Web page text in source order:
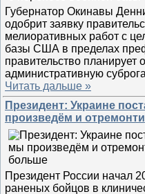
Губернатор Окинавы
одобрит заявку
мелиоративных работ с
базы США в пределах
правительство планирует
административную
Читать дальше »
Президент: Украине
произведём и
Президент России начал
раненых бойцов в